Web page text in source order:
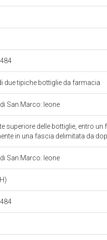
due tipiche bottiglie da farmacia
San Marco: leone
superiore delle bottiglie, entro
in una fascia delimitata da
San Marco: leone